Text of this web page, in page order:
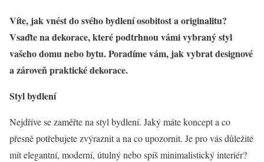
Víte, jak vnést do svého bydlení osobitost a originalitu?
Vsaďte na dekorace, které podtrhnou vámi vybraný styl
vašeho domu nebo bytu. Poradíme vám, jak vybrat designové
a zároveň praktické dekorace.
Styl bydlení
Nejdříve se zaměřte na styl bydlení. Jaký máte koncept a co
přesně potřebujete zvýraznit a na co upozornit. Je pro vás důležité
mít elegantní, moderní, útulný nebo spíš minimalistický interiér?